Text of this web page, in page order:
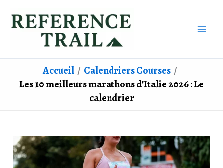
Accueil
Calendriers Courses
Les 10 meilleurs marathons d’Italie 2026 : Le
calendrier